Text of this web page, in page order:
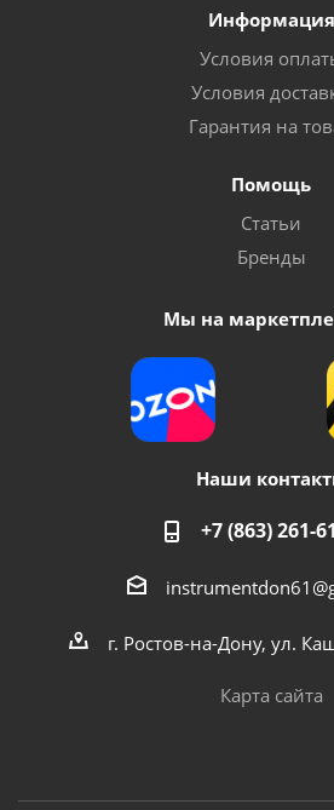
Информация
Условия
Условия
Гарантия на
Помощь
Статьи
Бренды
Мы на
Наши
+7 (863) 261-
г. Ростов-на-Дону, ул.
Карта сайта